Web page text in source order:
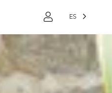
ES